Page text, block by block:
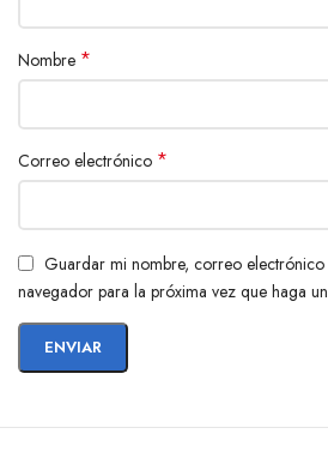
Nombre *
Correo electrónico *
Guardar mi nombre, correo electrónico
navegador para la próxima vez que haga